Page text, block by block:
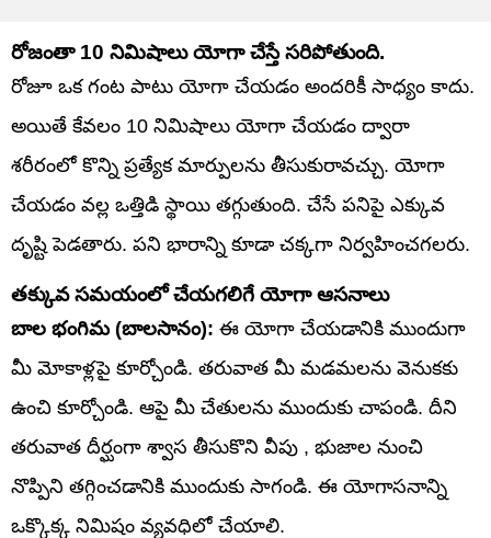
రోజంతా 10 నిమిషాలు యోగా చేస్తే సరిపోతుంది.
రోజూ ఒక గంట పాటు యోగా చేయడం అందరికీ సాధ్యం కాదు.
అయితే కేవలం 10 నిమిషాలు యోగా చేయడం ద్వారా
శరీరంలో కొన్ని ప్రత్యేక మార్పులను తీసుకురావచ్చు. యోగా
చేయడం వల్ల ఒత్తిడి స్థాయి తగ్గుతుంది. చేసే పనిపై ఎక్కువ
దృష్టి పెడతారు. పని భారాన్ని కూడా చక్కగా నిర్వహించగలరు.
తక్కువ సమయంలో చేయగలిగే యోగా ఆసనాలు
బాల భంగిమ (బాలసానం): ఈ యోగా చేయడానికి ముందుగా
మీ మోకాళ్లపై కూర్చోండి. తరువాత మీ మడమలను వెనుకకు
ఉంచి కూర్చోండి. ఆపై మీ చేతులను ముందుకు చాపండి. దీని
తరువాత దీర్ఘంగా శ్వాస తీసుకొని వీపు , భుజాల నుంచి
నొప్పిని తగ్గించడానికి ముందుకు సాగండి. ఈ యోగాసనాన్ని
ఒక్కొక్క నిమిషం వ్యవధిలో చేయాలి.